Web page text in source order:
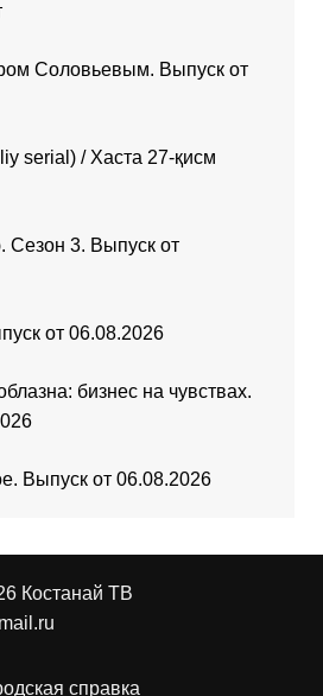
Соловьевым. Выпуск от
serial) / Хаста 27-қисм
Сезон 3. Выпуск от
от 06.08.2026
бизнес на чувствах.
Выпуск от 06.08.2026
Костанай ТВ
справка